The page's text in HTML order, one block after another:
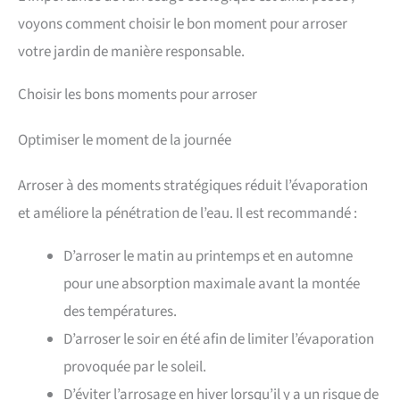
voyons comment choisir le bon moment pour arroser
votre jardin de manière responsable.
Choisir les bons moments pour arroser
Optimiser le moment de la journée
Arroser à des moments stratégiques réduit l’évaporation
et améliore la pénétration de l’eau. Il est recommandé :
D’arroser le matin au printemps et en automne
pour une absorption maximale avant la montée
des températures.
D’arroser le soir en été afin de limiter l’évaporation
provoquée par le soleil.
D’éviter l’arrosage en hiver lorsqu’il y a un risque de